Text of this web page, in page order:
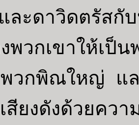
ละดาวิดตรัสกั
พวกเขาให้เป็
วกพิณใหญ่ แ
สียงดังด้วยคว